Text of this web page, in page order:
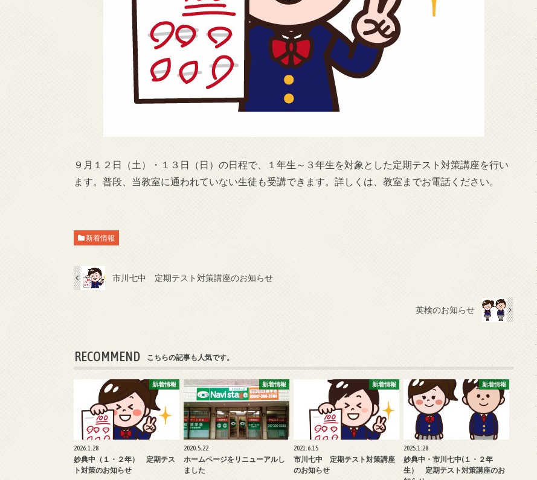
９月１２日（土）・１３日（日）の日程で、１年生～３年生を対象とした定期テスト対策講座を行い
ます。普段、当教室に通われていない生徒も受講できます。詳しくは、教室までお電話ください。
新着情報
市川七中 定期テスト対策講座のお知らせ
英検のお知らせ
RECOMMEND こちらの記事も人気です。
新着情報
2026.1.28
妙典中（１・２年） 定期テス
ト対策のお知らせ
新着情報
2020.5.22
ホームページをリニューアルし
ました
新着情報
2021.6.15
市川七中 定期テスト対策講座
のお知らせ
新着情報
2025.1.28
妙典中・市川七中(１・２年
生） 定期テスト対策講座のお